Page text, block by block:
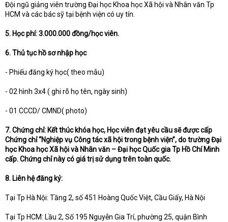
Đội ngũ giảng viên trường Đại học Khoa học Xã hội và Nhân văn Tp
HCM và các bác sỹ tại bệnh viện có uy tín.
5. Học phí:3.000.000 đồng/học viên.
6. Thủ tục hồ sơ nhập học
- Phiếu đăng ký học( theo mẫu)
- 02 hình 3x4 ( ghi rõ họ tên, ngày sinh)
- 01 CCCD/ CMND( photo)
7. Chứng chỉ: Kết thúc khóa học, Học viên đạt yêu cầu sẽ được cấp
Chứng chỉ “Nghiệp vụ Công tác xã hội trong bệnh viện”, do trường Đại
học Khoa học Xã hội và Nhân văn – Đại học Quốc gia Tp Hồ Chí Minh
cấp. Chứng chỉ này có giá trị sử dụng trên toàn quốc.
8. Liên hệ đăng ký:
Tại Tp Hà Nội: Tầng 2, số 451 Hoàng Quốc Việt, Cầu Giấy, Hà Nội
Tại Tp HCM: Lầu 2, Số 195 Nguyễn Gia Trí, phường 25, quận Bình